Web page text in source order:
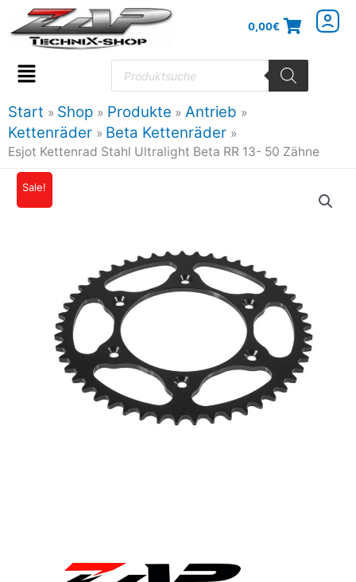
Inhalt
springen
0,00€
Flyout
Menu
Products
search
Start Shop Produkte
Antrieb
Kettenräder
Beta Kettenräder
Esjot Kettenrad Stahl Ultralight Beta RR 13- 50 Zähne
Sale!
war:
31,95€
28,44€.
Esjot
Kettenrad